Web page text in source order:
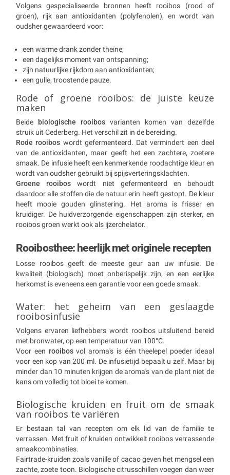
Volgens gespecialiseerde bronnen heeft rooibos (rood of
groen), rijk aan antioxidanten (polyfenolen), en wordt van
oudsher gewaardeerd voor:
een warme drank zonder theïne;
een dagelijks moment van ontspanning;
zijn natuurlijke rijkdom aan antioxidanten;
een gulle, troostende pauze.
Rode of groene rooibos: de juiste keuze
maken
Beide biologische rooibos varianten komen van dezelfde
struik uit Cederberg. Het verschil zit in de bereiding.
Rode rooibos wordt gefermenteerd. Dat vermindert een deel
van de antioxidanten, maar geeft het een zachtere, zoetere
smaak. De infusie heeft een kenmerkende roodachtige kleur en
wordt van oudsher gebruikt bij spijsverteringsklachten.
Groene rooibos wordt niet gefermenteerd en behoudt
daardoor alle stoffen die de natuur erin heeft gestopt. De kleur
heeft mooie gouden glinstering. Het aroma is frisser en
kruidiger. De huidverzorgende eigenschappen zijn sterker, en
rooibos groen werkt ook als ijzerchelator.
Rooibosthee: heerlijk met originele recepten
Losse rooibos geeft de meeste geur aan uw infusie. De
kwaliteit (biologisch) moet onberispelijk zijn, en een eerlijke
herkomst is eveneens een garantie voor een goede smaak.
Water: het geheim van een geslaagde
rooibosinfusie
Volgens ervaren liefhebbers wordt rooibos uitsluitend bereid
met bronwater, op een temperatuur van 100°C.
Voor een rooibosvol aroma's is één theelepel poeder ideaal
voor een kop van 200 ml. De infusietijd bepaalt u zelf. Maar bij
minder dan 10 minuten krijgen de aroma's van de plant niet de
kans om volledig tot bloei te komen.
Biologische kruiden en fruit om de smaak
van rooibos te variëren
Er bestaan tal van recepten om elk lid van de familie te
verrassen. Met fruit of kruiden ontwikkelt rooibos verrassende
smaakcombinaties.
Fairtrade-kruiden zoals vanille of cacao geven het mengsel een
zachte, zoete toon. Biologische citrusschillen voegen dan weer